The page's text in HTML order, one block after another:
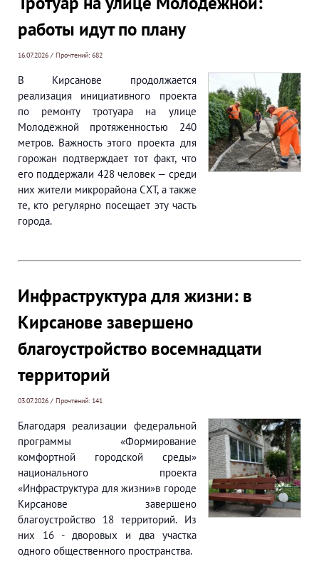
работы идут по плану
16.07.2026 / Прочтений: 682
В Кирсанове продолжается
реализация инициативного проекта
по ремонту тротуара на улице
Молодёжной протяженностью 240
метров. Важность этого проекта для
горожан подтверждает тот факт, что
его поддержали 428 человек — среди
них жители микрорайона СХТ, а также
те, кто регулярно посещает эту часть
города.
Инфраструктура для жизни: в
Кирсанове завершено
благоустройство восемнадцати
территорий
03.07.2026 / Прочтений: 141
Благодаря реализации федеральной
программы «Формирование
комфортной городской среды»
национального проекта
«Инфраструктура для жизни»в городе
Кирсанове завершено
благоустройство 18 территорий. Из
них 16 - дворовых и два участка
одного общественного пространства.